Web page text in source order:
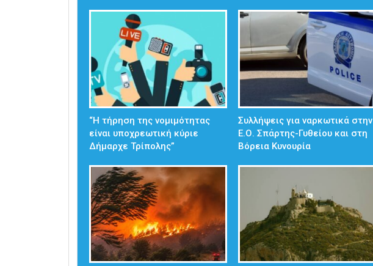
“Η τήρηση της νομιμότητας
είναι υποχρεωτική κύριε
Δήμαρχε Τρίπολης”
Συλλήψεις για ναρκωτικά στην
Ε.Ο. Σπάρτης-Γυθείου και στη
Βόρεια Κυνουρία